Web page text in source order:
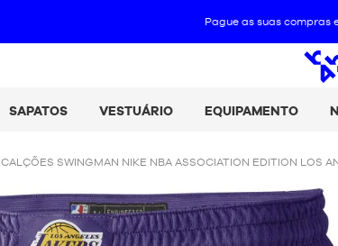
Pague as suas compras em 2, 3 ou 4
SAPATOS VESTUÁRIO EQUIPAMENTO
CALÇÕES SWINGMAN NIKE NBA ASSOCIATION EDITION LOS